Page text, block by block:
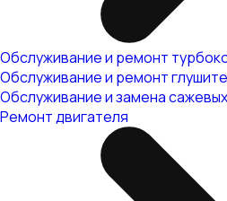
Обслуживание и ремонт
Обслуживание и ремонт
Обслуживание и замена
Ремонт двигателя